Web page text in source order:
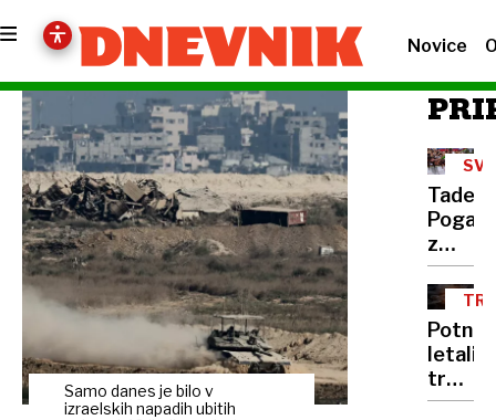
Novice
Samo danes je bilo v
izraelskih napadih ubitih
Tadej
z
novo
za
anale
do
druge
letali
trčili
pri